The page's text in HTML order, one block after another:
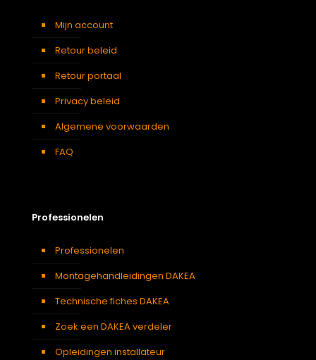
Mijn account
Retour beleid
Retour portaal
Privacy beleid
Algemene voorwaarden
FAQ
Professionelen
Professionelen
Montagehandleidingen DAKEA
Technische fiches DAKEA
Zoek een DAKEA verdeler
Opleidingen installateur